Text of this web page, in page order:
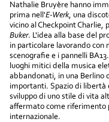
Nathalie Bruyère hanno
prima nell'E-Werk, una
vicino al Checkpoint Charlie,
Buker. L'idea alla base del
in particolare lavorando con
scenografie e i pannelli
luoghi mitici della musica
abbandonati, in una Berlino
importanti. Spazio di libertà
sviluppo di uno stile di vita
affermato come riferimento
internazionale.